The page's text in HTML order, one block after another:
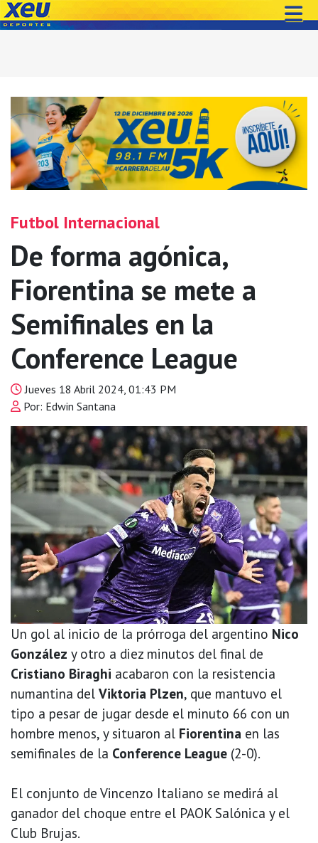
Futbol Internacional
De forma agónica,
Fiorentina se mete a
Semifinales en la
Conference League
Jueves 18 Abril 2024, 01:43 PM
Por: Edwin Santana
Un gol al inicio de la prórroga del argentino Nico
González y otro a diez minutos del final de
Cristiano Biraghi acabaron con la resistencia
numantina del Viktoria Plzen, que mantuvo el
tipo a pesar de jugar desde el minuto 66 con un
hombre menos, y situaron al Fiorentina en las
semifinales de la Conference League (2-0).
El conjunto de Vincenzo Italiano se medirá al
ganador del choque entre el PAOK Salónica y el
Club Brujas.